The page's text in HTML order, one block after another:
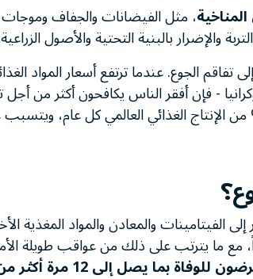
، مثل الفيضانات والجفاف
والإضرار بالبنية التحتية والأصول
تفاقم الجوع. عندما ترتفع أسعار المواد
- فإن أفقر الناس يكافحون أكثر من أجل
فقدان أو إهدار حوالي 30% من الإنتاج الغذائي
إلى الفيتامينات والمعادن والمواد
مع ما يترتب على ذلك من عواقب طويلة
إلى 12 مرة أكثر من الأطفال الأصحاء